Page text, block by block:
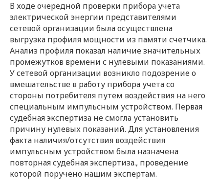
В ходе очередной проверки прибора учета
электрической энергии представителями
сетевой организации была осуществлена
выгрузка профиля мощности из памяти счетчика.
Анализ профиля показал наличие значительных
промежутков времени с нулевыми показаниями.
У сетевой организации возникло подозрение о
вмешательстве в работу прибора учета со
стороны потребителя путем воздействия на него
специальным импульсным устройством. Первая
судебная экспертиза не смогла установить
причину нулевых показаний. Для установления
факта наличия/отсутствия воздействия
импульсным устройством была назначена
повторная судебная экспертиза., проведение
которой поручено нашим экспертам.